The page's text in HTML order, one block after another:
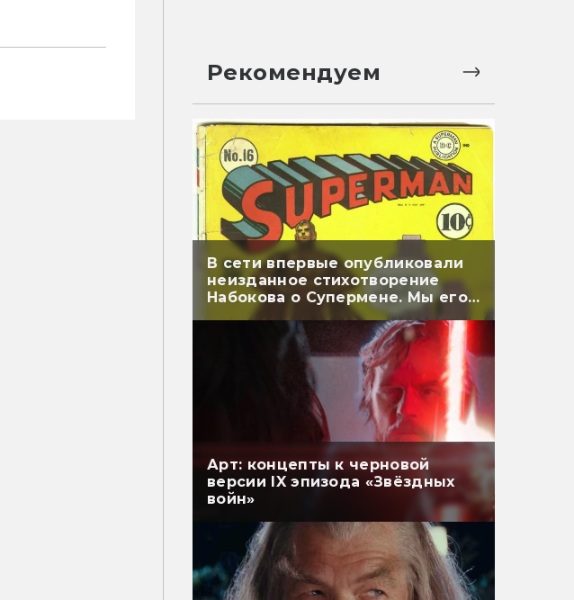
Рекомендуем
В сети впервые опубликовали
неизданное стихотворение
Набокова о Супермене. Мы его
перевели
Арт: концепты к черновой
версии IX эпизода «Звёздных
войн»